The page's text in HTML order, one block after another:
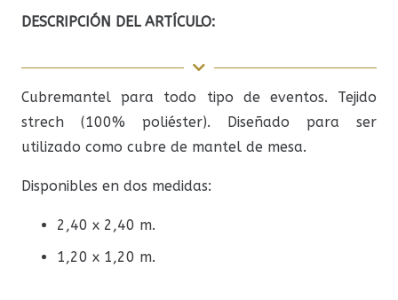
DESCRIPCIÓN DEL ARTÍCULO:
Cubremantel para todo tipo de eventos. Tejido
strech (100% poliéster). Diseñado para ser
utilizado como cubre de mantel de mesa.
Disponibles en dos medidas:
2,40 x 2,40 m.
1,20 x 1,20 m.